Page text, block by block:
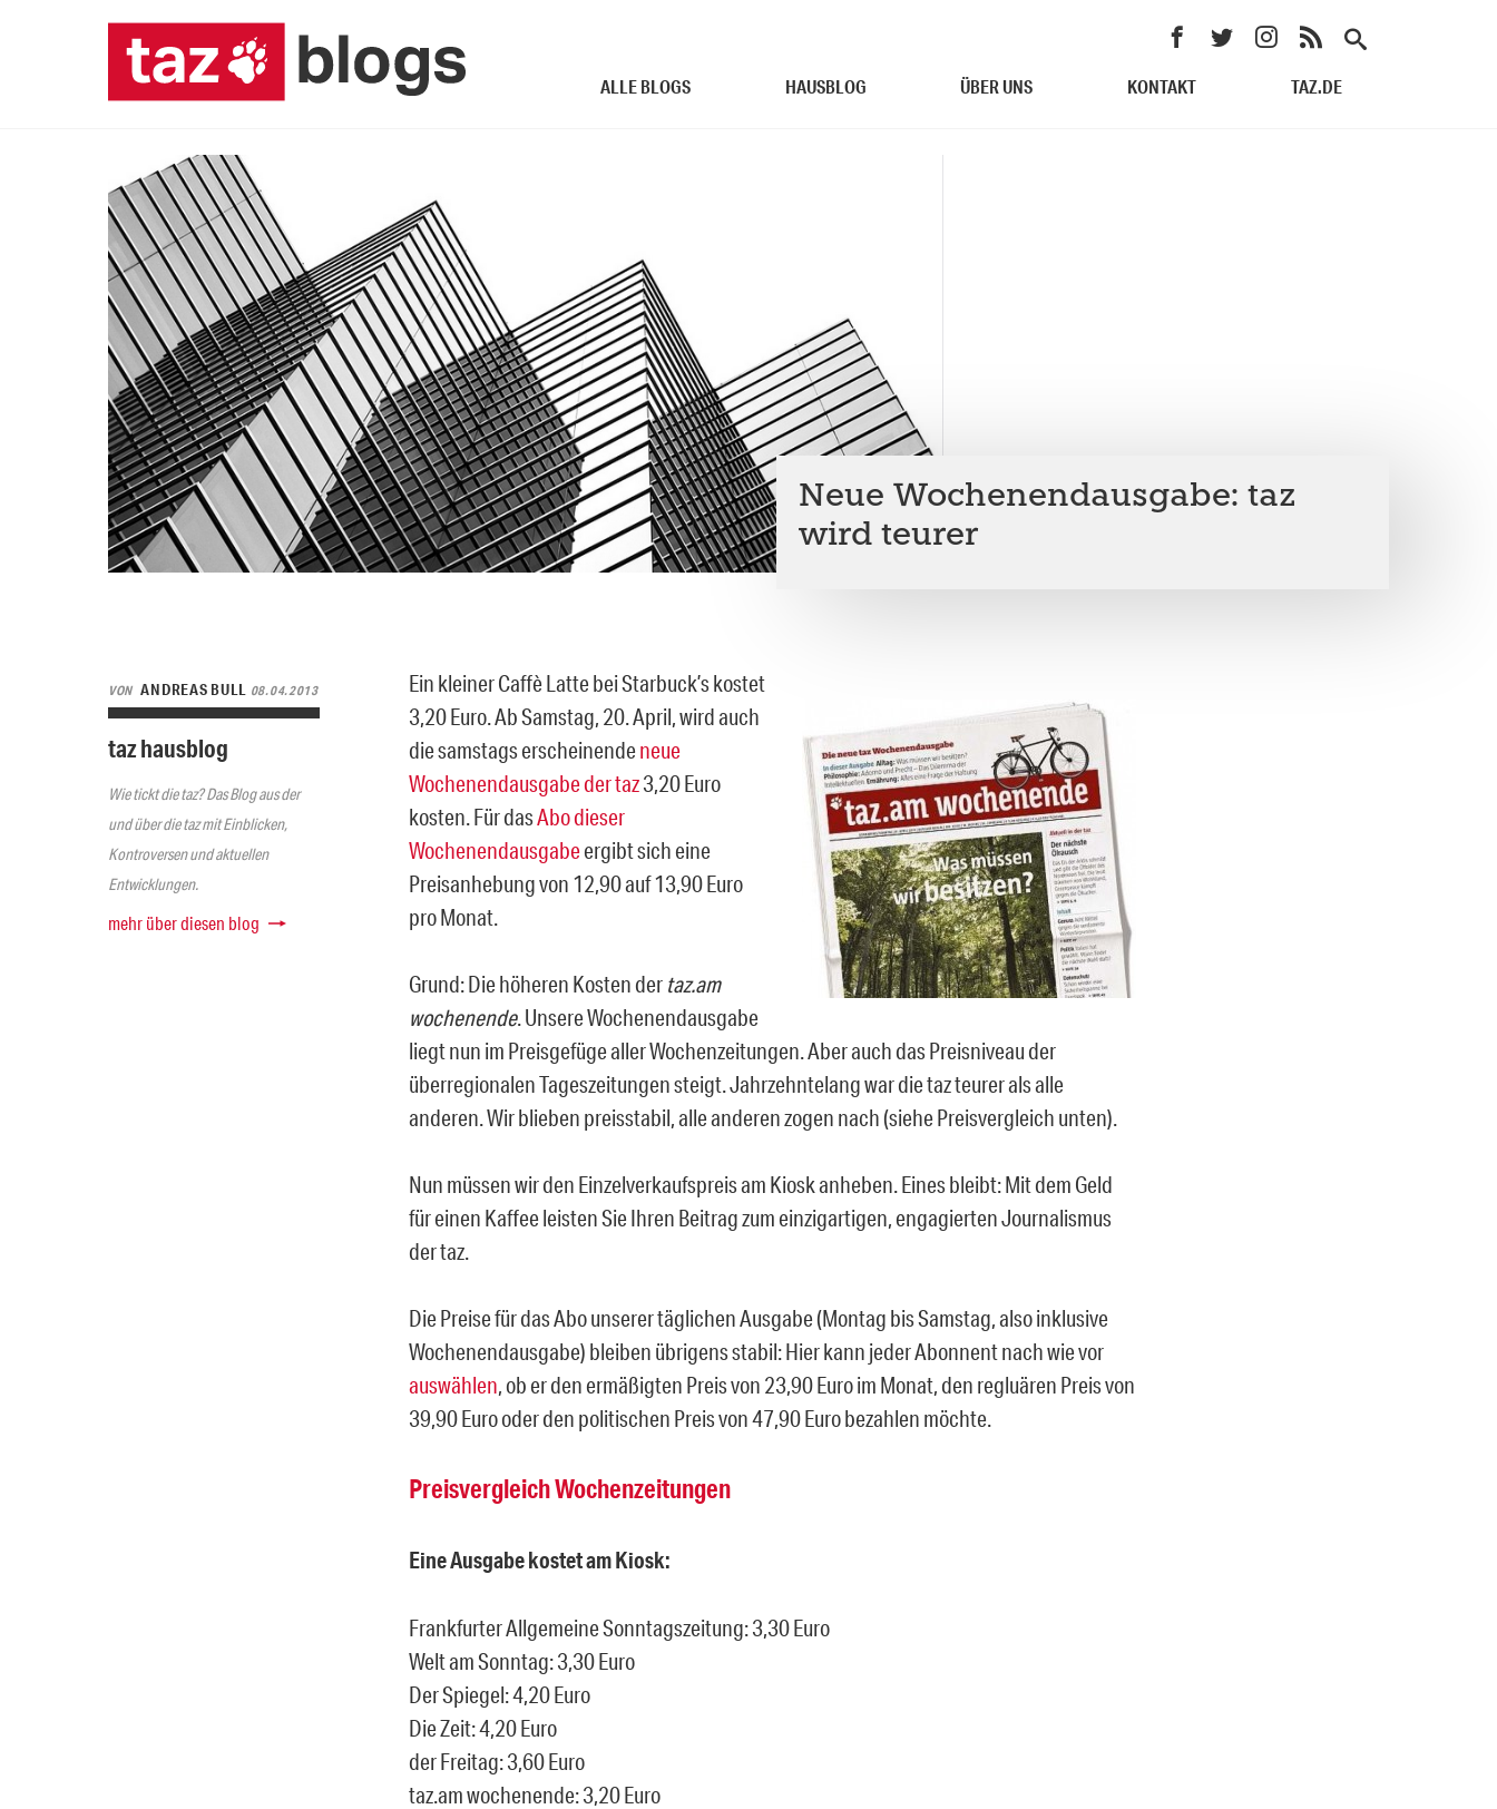
ALLE BLOGS HAUSBLOG ÜBER UNS KONTAKT TAZ.DE
Neue Wochenendausgabe: taz
wird teurer
VON ANDREAS BULL 08.04.2013
taz hausblog
Wie tickt die taz? Das Blog aus der
und über die taz mit Einblicken,
Kontroversen und aktuellen
Entwicklungen.
mehr über diesen blog
Ein kleiner Caffè Latte bei Starbuck’s kostet
3,20 Euro. Ab Samstag, 20. April, wird auch
die samstags erscheinendeneue
Wochenendausgabe der taz3,20 Euro
kosten. Für dasAbo dieser
Wochenendausgabeergibt sich eine
Preisanhebung von 12,90 auf 13,90 Euro
pro Monat.
Grund: Die höheren Kosten der taz.am
wochenende. Unsere Wochenendausgabe
liegt nun im Preisgefüge aller Wochenzeitungen. Aber auch das Preisniveau der
überregionalen Tageszeitungen steigt. Jahrzehntelang war die taz teurer als alle
anderen. Wir blieben preisstabil, alle anderen zogen nach (siehe Preisvergleich unten).
Nun müssen wir den Einzelverkaufspreis am Kiosk anheben. Eines bleibt: Mit dem Geld
für einen Kaffee leisten Sie Ihren Beitrag zum einzigartigen, engagierten Journalismus
der taz.
Die Preise für das Abo unserer täglichen Ausgabe (Montag bis Samstag, also inklusive
Wochenendausgabe) bleiben übrigens stabil: Hier kann jeder Abonnent nach wie vor
auswählen, ob er den ermäßigten Preis von 23,90 Euro im Monat, den regluären Preis von
39,90 Euro oder den politischen Preis von 47,90 Euro bezahlen möchte.
Preisvergleich Wochenzeitungen
Eine Ausgabe kostet am Kiosk:
Frankfurter Allgemeine Sonntagszeitung: 3,30 Euro
Welt am Sonntag: 3,30 Euro
Der Spiegel: 4,20 Euro
Die Zeit: 4,20 Euro
der Freitag: 3,60 Euro
taz.am wochenende: 3,20 Euro